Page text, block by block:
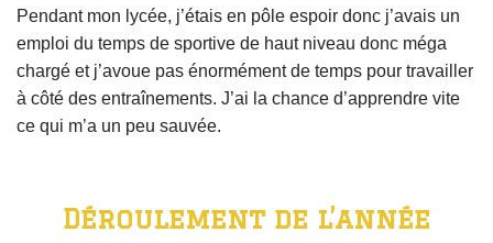
Pendant mon lycée, j’étais en pôle espoir donc j’avais un
emploi du temps de sportive de haut niveau donc méga
chargé et j’avoue pas énormément de temps pour travailler
à côté des entraînements. J’ai la chance d’apprendre vite
ce qui m’a un peu sauvée.
Déroulement de l’année